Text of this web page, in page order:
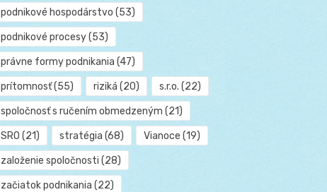
podnikové hospodárstvo (53)
podnikové procesy(53)
právne formy podnikania (47)
prítomnosť(55) riziká (20) s.r.o. (22)
spoločnosť s ručením obmedzeným (21)
SRO (21) stratégia (68) Vianoce (19)
založenie spoločnosti (28)
začiatok podnikania (22)